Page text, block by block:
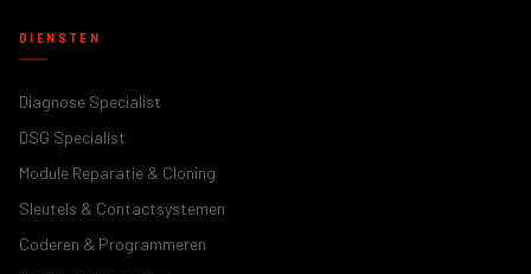
DIENSTEN
Diagnose Specialist
DSG Specialist
Module Reparatie & Cloning
Sleutels & Contactsystemen
Coderen & Programmeren